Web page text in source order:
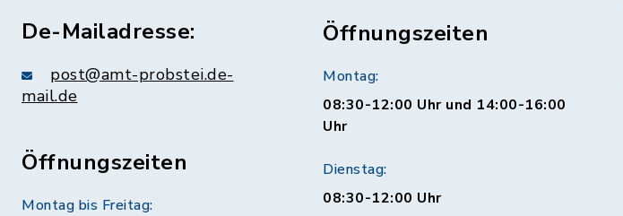
De-Mailadresse:
post@amt-probstei.de-
mail.de
Öffnungszeiten
Montag bis Freitag:
Öffnungszeiten
Montag:
08:30-12:00 Uhr und 14:00-16:00
Uhr
Dienstag:
08:30-12:00 Uhr